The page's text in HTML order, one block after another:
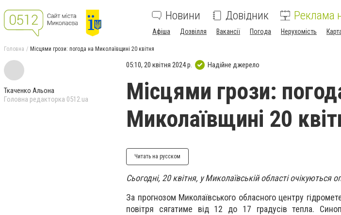
Новини Довідник Реклама
Афіша Дозвілля Вакансії Погода Нерухомість
Головна Місцями грози: погода на Миколаївщині 20 квітня
Ткаченко Альона
Головна редакторка 0512.ua
05:10, 20 квітня 2024 р. Надійне джерело
Місцями грози:
Миколаївщині 20
Читать на русском
Сьогодні, 20 квітня, у Миколаївській області очікуються
За прогнозом Миколаївського обласного центру
повітря сягатиме від 12 до 17 градусів тепла.